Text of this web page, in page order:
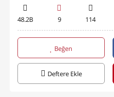
48.2B 9 114
Beğen
Deftere Ekle